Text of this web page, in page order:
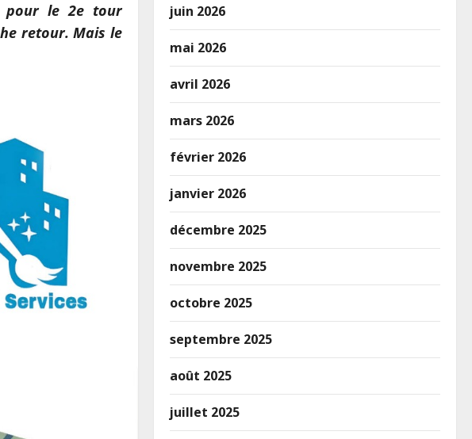
pour le 2e tour
retour. Mais le
juin 2026
mai 2026
avril 2026
mars 2026
février 2026
janvier 2026
décembre 2025
novembre 2025
octobre 2025
septembre 2025
août 2025
juillet 2025